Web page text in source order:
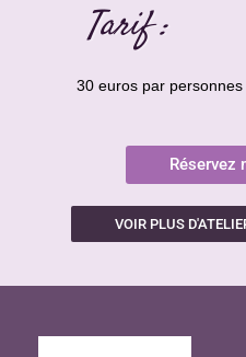
Tarif :
30 euros par personnes
Réservez
VOIR PLUS